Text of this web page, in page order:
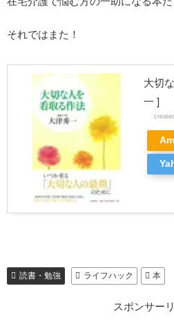
それではまた！
大切
一 ]
読書・勉強 ライフハック 本
スポンサー